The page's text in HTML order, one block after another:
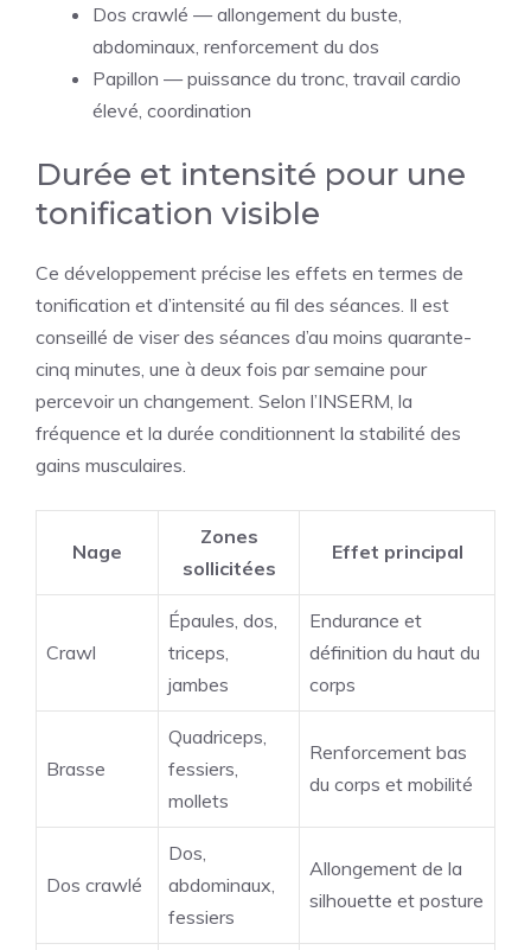
Dos crawlé — allongement du buste,
abdominaux, renforcement du dos
Papillon — puissance du tronc, travail cardio
élevé, coordination
Durée et intensité pour une
tonification visible
Ce développement précise les effets en termes de
tonification et d’intensité au fil des séances. Il est
conseillé de viser des séances d’au moins quarante-
cinq minutes, une à deux fois par semaine pour
percevoir un changement. Selon l’INSERM, la
fréquence et la durée conditionnent la stabilité des
gains musculaires.
Nage
Zones
sollicitées
Effet principal
Crawl
Épaules, dos,
triceps,
jambes
Endurance et
définition du haut du
corps
Brasse
Quadriceps,
fessiers,
mollets
Renforcement bas
du corps et mobilité
Dos crawlé
Dos,
abdominaux,
fessiers
Allongement de la
silhouette et posture